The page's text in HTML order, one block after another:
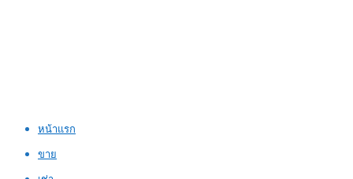
หน้าแรก
ขาย